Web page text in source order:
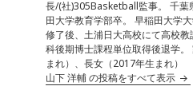
長/(社)305Basketball監事。 千葉
田大学教育学部卒。 早稲田大学
修了後、土浦日大高校にて高校
科後期博士課程単位取得後退学
まれ）、長女（2017年生まれ）
山下 洋輔 の投稿をすべて表示